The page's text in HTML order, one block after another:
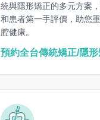
統與隱形矯正的多元方案
和患者第一手評價，助您
腔健康。
預約全台傳統矯正/隱